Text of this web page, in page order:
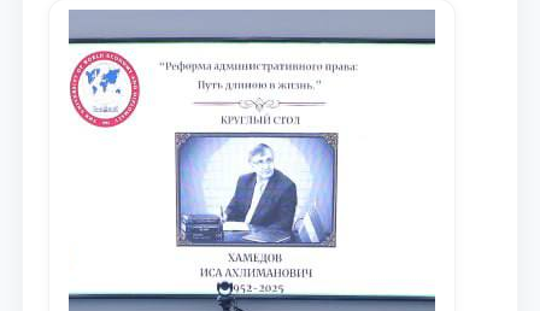
доведения до международного
сообщества результатов реформ и
исследований в сфере
противодействия коррупции